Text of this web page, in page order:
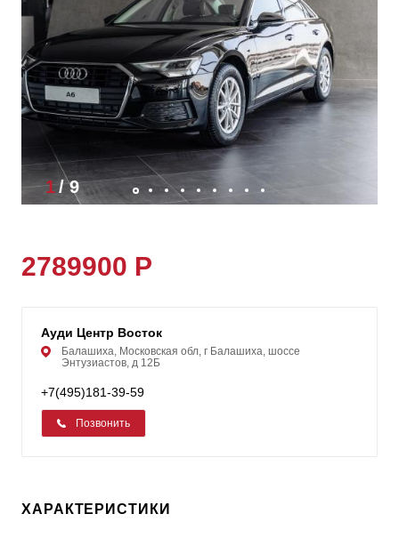
1/9
2789900 Р
Ауди Центр Восток
Балашиха, Московская обл, г Балашиха, шоссе
Энтузиастов, д 12Б
+7(495)181-39-59
Позвонить
ХАРАКТЕРИСТИКИ